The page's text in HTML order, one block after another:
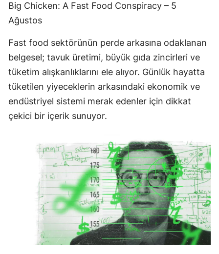
Big Chicken: A Fast Food Conspiracy – 5
Ağustos
Fast food sektörünün perde arkasına odaklanan
belgesel; tavuk üretimi, büyük gıda zincirleri ve
tüketim alışkanlıklarını ele alıyor. Günlük hayatta
tüketilen yiyeceklerin arkasındaki ekonomik ve
endüstriyel sistemi merak edenler için dikkat
çekici bir içerik sunuyor.